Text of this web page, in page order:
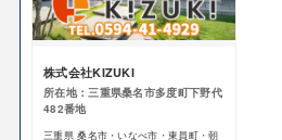
株式会社KIZUKI
所在地：三重県桑名市多度町下野代
482番地
三重県 桑名市・いなべ市・東員町・朝